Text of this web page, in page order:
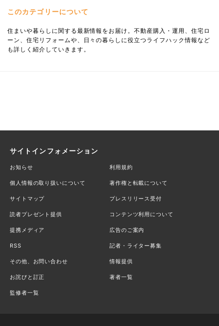
このカテゴリーについて
住まいや暮らしに関する最新情報をお届け。不動産購入・運用、住宅ロ
ーン、住宅リフォームや、日々の暮らしに役立つライフハック情報など
も詳しく紹介していきます。
サイトインフォメーション
お知らせ 利用規約
個人情報の取り扱いについて 著作権と転載について
サイトマップ プレスリリース受付
読者プレゼント提供 コンテンツ利用について
提携メディア 広告のご案内
RSS 記者・ライター募集
その他、お問い合わせ 情報提供
お詫びと訂正 著者一覧
監修者一覧